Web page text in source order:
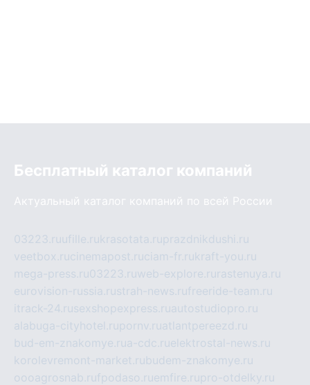
Бесплатный каталог компаний
Актуальный каталог компаний по всей России
03223.ruufille.rukrasotata.ruprazdnikdushi.ru
veetbox.rucinemapost.ruciam-fr.rukraft-you.ru
mega-press.ru03223.ruweb-explore.ru rastenuya.ru
eurovision-russia.rustrah-news.rufreeride-team.ru
itrack-24.rusexshopexpress.ruautostudiopro.ru
alabuga-cityhotel.rupornv.ruatlantpereezd.ru
bud-em-znakomye.rua-cdc.ruelektrostal-news.ru
korolevremont-market.rubudem-znakomye.ru
oooagrosnab.rufpodaso.ruemfire.rupro-otdelky.ru